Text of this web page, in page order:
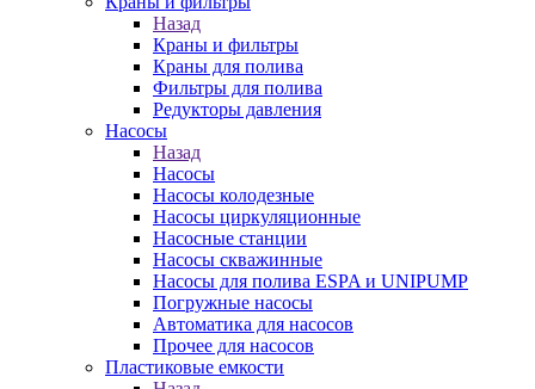
Назад
Краны и фильтры
Краны для полива
Фильтры для полива
Редукторы давления
Насосы
Назад
Насосы
Насосы колодезные
Насосы циркуляционные
Насосные станции
Насосы скважинные
Насосы для полива ESPA и UNIPUMP
Погружные насосы
Автоматика для насосов
Прочее для насосов
Пластиковые емкости